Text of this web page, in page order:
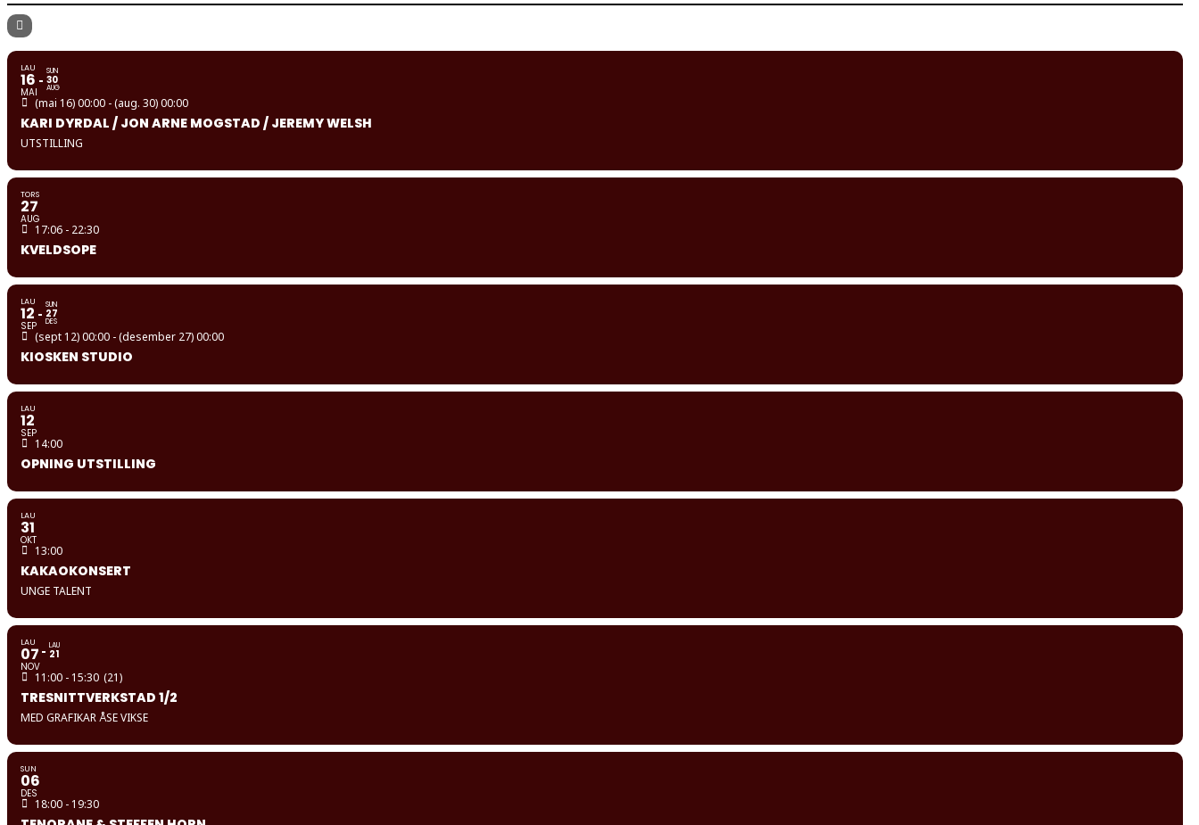
LAU
16
MAI
SUN
30
AUG
(mai 16) 00:00 - (aug. 30) 00:00
KARI DYRDAL / JON ARNE MOGSTAD / JEREMY WELSH
UTSTILLING
TORS
27
AUG
17:06 - 22:30
KVELDSOPE
LAU
12
SEP
SUN
27
DES
(sept 12) 00:00 - (desember 27) 00:00
KIOSKEN STUDIO
LAU
12
SEP
14:00
OPNING UTSTILLING
LAU
31
OKT
13:00
KAKAOKONSERT
UNGE TALENT
LAU
07
NOV
LAU
21
11:00 - 15:30 (21)
TRESNITTVERKSTAD 1/2
MED GRAFIKAR ÅSE VIKSE
SUN
06
DES
18:00 - 19:30